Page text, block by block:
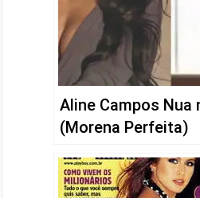
Aline Campos Nua
(Morena Perfeita)